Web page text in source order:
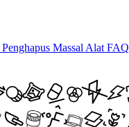
Penghapus Massal Alat FAQ